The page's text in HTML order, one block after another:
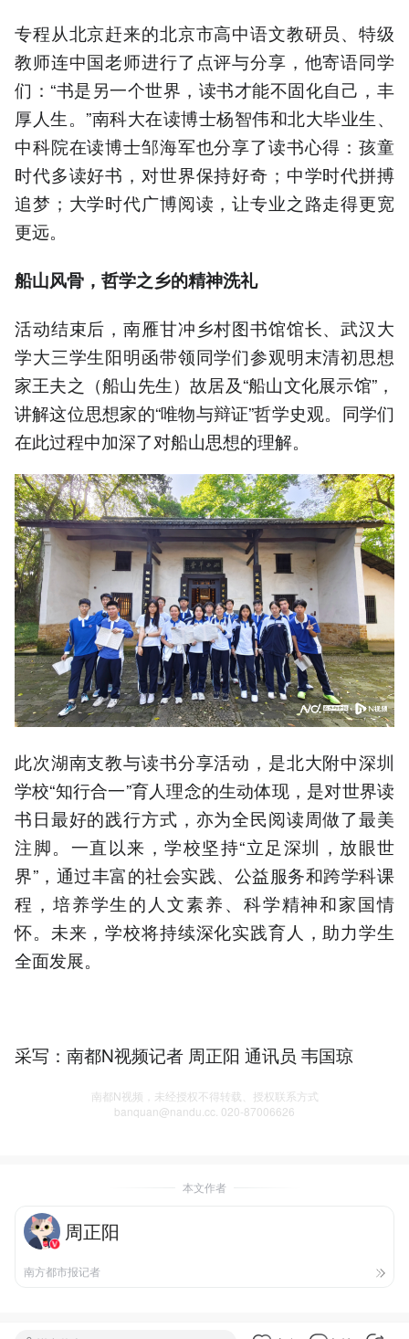
专程从北京赶来的北京市高中语文教研员、特级
教师连中国老师进行了点评与分享，他寄语同学
们：“书是另一个世界，读书才能不固化自己，丰
厚人生。”南科大在读博士杨智伟和北大毕业生、
中科院在读博士邹海军也分享了读书心得：孩童
时代多读好书，对世界保持好奇；中学时代拼搏
追梦；大学时代广博阅读，让专业之路走得更宽
更远。
船山风骨，哲学之乡的精神洗礼
活动结束后，南雁甘冲乡村图书馆馆长、武汉大
学大三学生阳明函带领同学们参观明末清初思想
家王夫之（船山先生）故居及“船山文化展示馆”，
讲解这位思想家的“唯物与辩证”哲学史观。同学们
在此过程中加深了对船山思想的理解。
此次湖南支教与读书分享活动，是北大附中深圳
学校“知行合一”育人理念的生动体现，是对世界读
书日最好的践行方式，亦为全民阅读周做了最美
注脚。一直以来，学校坚持“立足深圳，放眼世
界”，通过丰富的社会实践、公益服务和跨学科课
程，培养学生的人文素养、科学精神和家国情
怀。未来，学校将持续深化实践育人，助力学生
全面发展。
采写：南都N视频记者 周正阳 通讯员 韦国琼
南都N视频，未经授权不得转载、授权联系方式
banquan@nandu.cc. 020-87006626
本文作者
周正阳
南方都市报记者